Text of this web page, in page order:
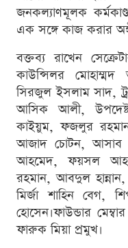
জনকল্যাণমূলক
এক সঙ্গে কাজ করার
বক্তব‍্য রাখেন
কাউন্সিলর মোহাম্মদ
সিরজুল ইসলাম সাদ,
আসিক আলী,
কাইয়ুম, ফজলুর
আজাদ চোটন,
আহমেদ, ফয়সল
রহমান, আবদুল
মির্জা শাহিন
হোসেন।ফাউন্ডার
ফারুক মিয়া প্রমুখ।